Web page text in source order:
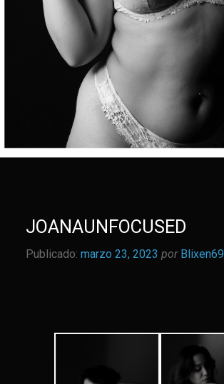
JOANAUNFOCUSED
Publicado: marzo 23, 2023 por Blixen69